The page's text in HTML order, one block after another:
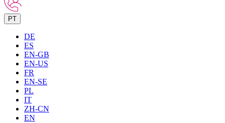
PT
DE
ES
EN-GB
EN-US
FR
EN-SE
PL
IT
ZH-CN
EN